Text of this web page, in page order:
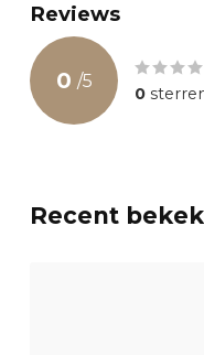
Beschermingsklasse
Kleurtemperatuur
Levensduur
Reviews
0 /5
0
Recent